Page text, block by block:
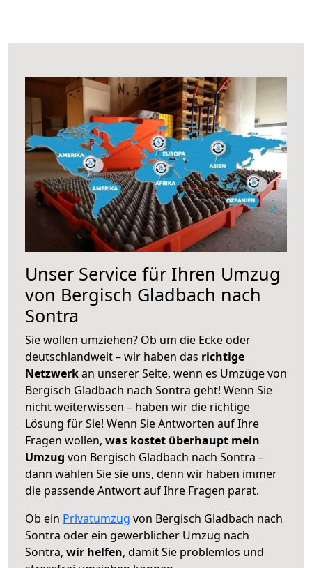
Unser Service für Ihren Umzug
von Bergisch Gladbach nach
Sontra
Sie wollen umziehen? Ob um die Ecke oder
deutschlandweit – wir haben das richtige
Netzwerkan unserer Seite, wenn es Umzüge von
Bergisch Gladbach nach Sontra geht! Wenn Sie
nicht weiterwissen – haben wir die richtige
Lösung für Sie! Wenn Sie Antworten auf Ihre
Fragen wollen, was kostet überhaupt mein
Umzug von Bergisch Gladbach nach Sontra –
dann wählen Sie sie uns, denn wir haben immer
die passende Antwort auf Ihre Fragen parat.
Ob ein Privatumzug von Bergisch Gladbach nach
Sontra oder ein gewerblicher Umzug nach
Sontra, wir helfen, damit Sie problemlos und